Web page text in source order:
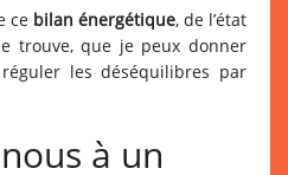
ce bilan énergétique, de l’état
trouve, que je peux donner
les déséquilibres par
à un